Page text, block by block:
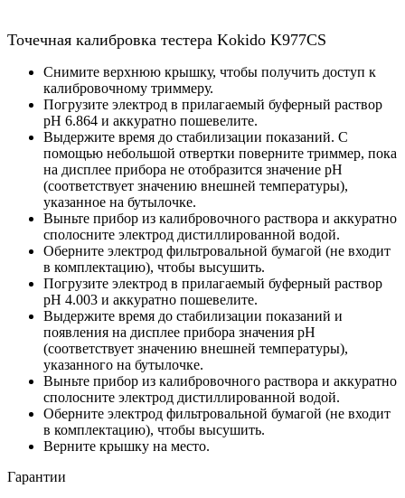
Точечная калибровка тестера Kokido K977CS
Снимите верхнюю крышку, чтобы получить доступ к
калибровочному триммеру.
Погрузите электрод в прилагаемый буферный раствор
рН 6.864 и аккуратно пошевелите.
Выдержите время до стабилизации показаний. С
помощью небольшой отвертки поверните триммер, пока
на дисплее прибора не отобразится значение pH
(соответствует значению внешней температуры),
указанное на бутылочке.
Выньте прибор из калибровочного раствора и аккуратно
сполосните электрод дистиллированной водой.
Оберните электрод фильтровальной бумагой (не входит
в комплектацию), чтобы высушить.
Погрузите электрод в прилагаемый буферный раствор
рН 4.003 и аккуратно пошевелите.
Выдержите время до стабилизации показаний и
появления на дисплее прибора значения pH
(соответствует значению внешней температуры),
указанного на бутылочке.
Выньте прибор из калибровочного раствора и аккуратно
сполосните электрод дистиллированной водой.
Оберните электрод фильтровальной бумагой (не входит
в комплектацию), чтобы высушить.
Верните крышку на место.
Гарантии